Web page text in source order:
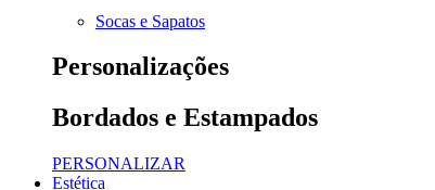
Socas e Sapatos
Personalizações
Bordados e Estampados
PERSONALIZAR
Estética